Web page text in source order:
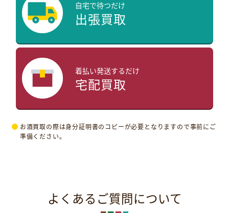
自宅で待つだけ
出張買取
着払い発送するだけ
宅配買取
お酒買取の際は身分証明書のコピーが必要となりますので事前にご
準備ください。
よくあるご質問について